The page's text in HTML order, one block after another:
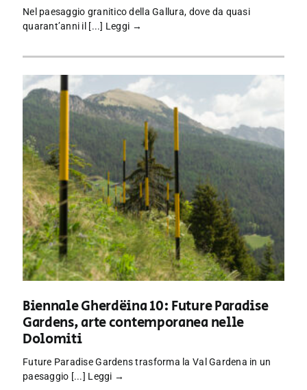
Nel paesaggio granitico della Gallura, dove da quasi
quarant’anni il [...] Leggi →
Biennale Gherdëina 10: Future Paradise
Gardens, arte contemporanea nelle
Dolomiti
Future Paradise Gardens trasforma la Val Gardena in un
paesaggio [...] Leggi →